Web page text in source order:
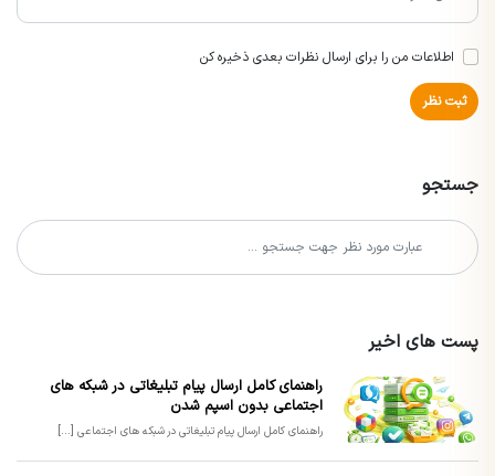
اطلاعات من را برای ارسال نظرات بعدی ذخیره کن
ثبت نظر
جستجو
پست های اخیر
راهنمای کامل ارسال پیام تبلیغاتی در شبکه های
اجتماعی بدون اسپم شدن
راهنمای کامل ارسال پیام تبلیغاتی در شبکه های اجتماعی [...]